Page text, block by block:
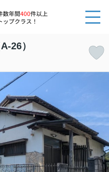
数年間400件以上
ップクラス！
26）